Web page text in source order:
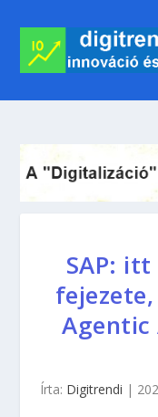
SAP:
fejezete,
Agentic
Írta: Digitrendi |